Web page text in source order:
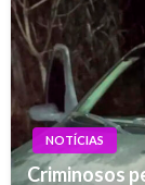
NOTÍCIAS
Criminosos